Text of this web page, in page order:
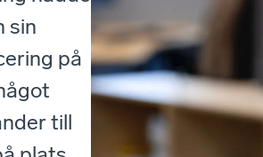
sin
på
till